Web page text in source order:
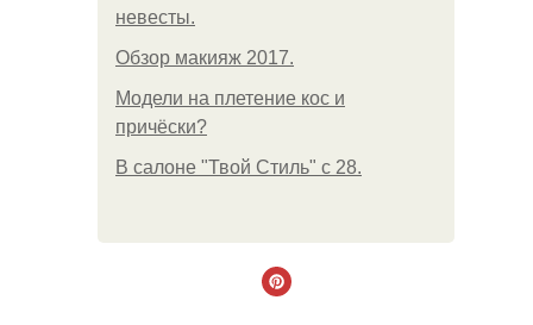
невесты.
Обзор макияж 2017.
Модели на плетение кос и
причёски?
В салоне "Твой Стиль" с 28.